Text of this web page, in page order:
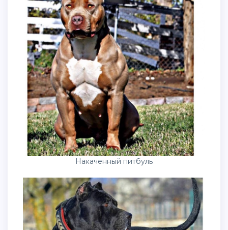
Накаченный питбуль